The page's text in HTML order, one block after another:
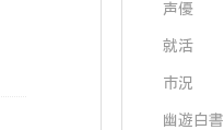
声優
就活
市況
幽遊白書